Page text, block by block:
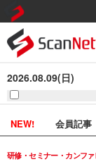
2026.08.09(日)
NEW! 会員記事
研修・セミナー・カンフ